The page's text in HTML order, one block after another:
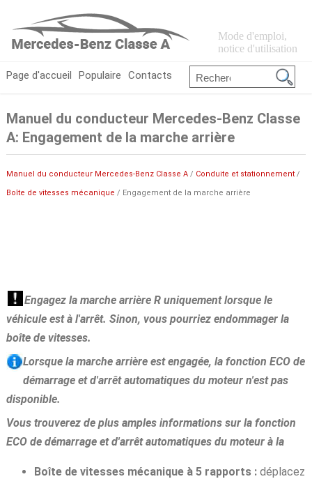
Mode d'emploi,
notice d'utilisation
Page d'accueil Populaire Contacts
Manuel du conducteur Mercedes-Benz Classe
A: Engagement de la marche arrière
Manuel du conducteur Mercedes-Benz Classe A/ Conduite et stationnement/
Boîte de vitesses mécanique / Engagement de la marche arrière
Engagez la marche arrière R uniquement lorsque le
véhicule est à l'arrêt. Sinon, vous pourriez endommager la
boîte de vitesses.
Lorsque la marche arrière est engagée, la fonction ECO de
démarrage et d'arrêt automatiques du moteur n'est pas
disponible.
Vous trouverez de plus amples informations sur la fonction
ECO de démarrage et d'arrêt automatiques du moteur à la
Boîte de vitesses mécanique à 5 rapports :déplacez